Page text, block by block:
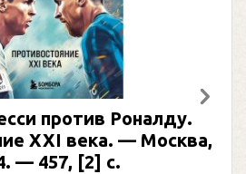
против Роналду.
XXI века. — Москва,
— 457, [2] с.